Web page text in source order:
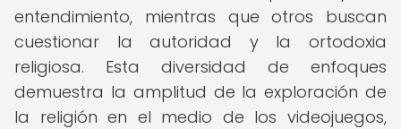
entendimiento, mientras que otros buscan
cuestionar la autoridad y la ortodoxia
religiosa. Esta diversidad de enfoques
demuestra la amplitud de la exploración de
la religión en el medio de los videojuegos,